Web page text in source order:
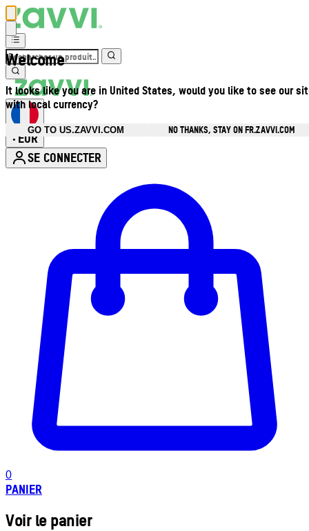
Welcome
It looks like you are in United States, would you like to see our
with local currency?
GO TO US.ZAVVI.COM
NO THANKS, STAY ON FR.ZAVVI.COM
• EUR
SE CONNECTER
0
PANIER
Voir le panier